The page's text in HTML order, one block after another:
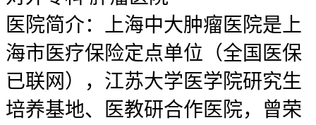
医院简介：上海中大肿瘤医院是上
海市医疗保险定点单位（全国医保
已联网），江苏大学医学院研究生
培养基地、医教研合作医院，曾荣